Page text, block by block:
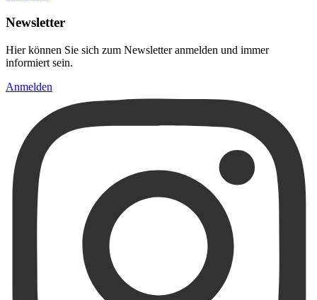
Newsletter
Hier können Sie sich zum Newsletter anmelden und immer
informiert sein.
Anmelden